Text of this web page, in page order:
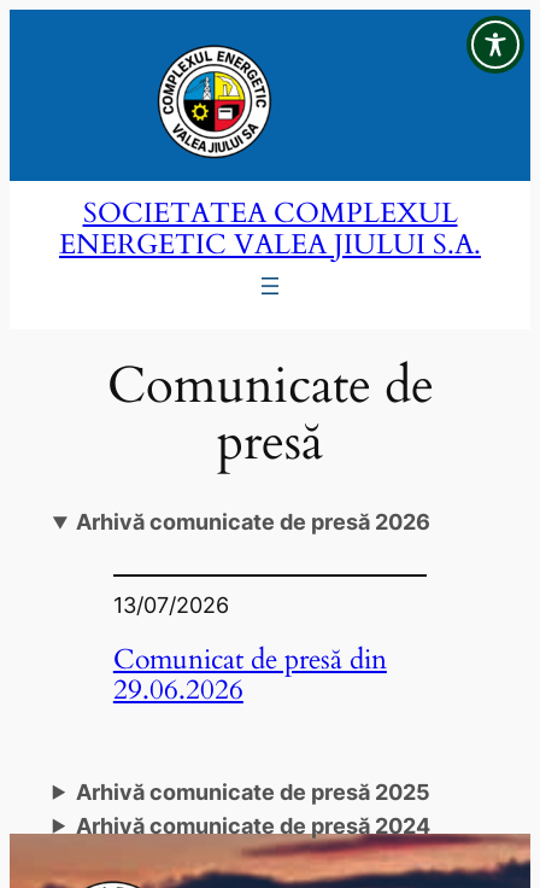
SOCIETATEA COMPLEXUL
ENERGETIC VALEA JIULUI S.A.
Comunicate de
presă
Arhivă comunicate de presă 2026
13/07/2026
Comunicat de presă din
29.06.2026
Arhivă comunicate de presă 2025
Arhivă comunicate de presă 2024